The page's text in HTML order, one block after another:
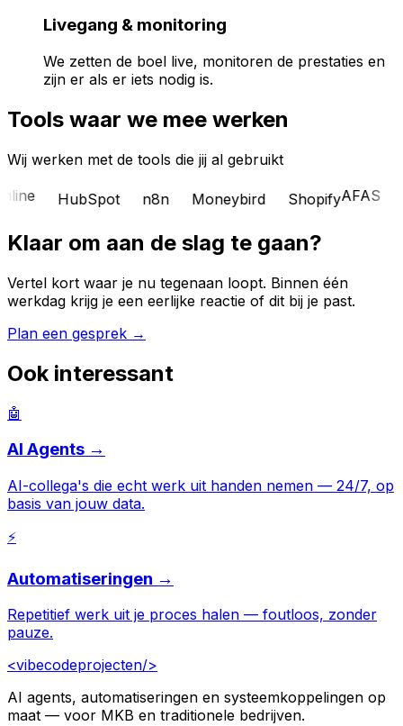
Livegang & monitoring
We zetten de boel live, monitoren de prestaties en
zijn er als er iets nodig is.
Tools waar we mee werken
Wij werken met de tools die jij al gebruikt
HubSpot n8n Moneybird ShopifyAFAS
Klaar om aan de slag te gaan?
Vertel kort waar je nu tegenaan loopt. Binnen één
werkdag krijg je een eerlijke reactie of dit bij je past.
Plan een gesprek →
Ook interessant
🤖
AI Agents →
AI-collega's die echt werk uit handen nemen — 24/7, op
basis van jouw data.
⚡
Automatiseringen →
Repetitief werk uit je proces halen — foutloos, zonder
pauze.
<vibecodeprojecten/>
AI agents, automatiseringen en systeemkoppelingen op
maat — voor MKB en traditionele bedrijven.